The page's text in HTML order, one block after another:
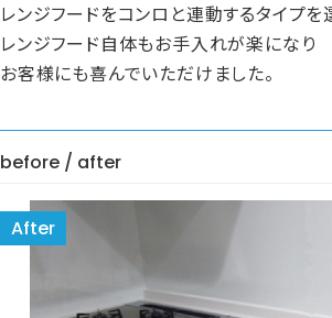
レンジフードをコンロと連動するタイプを
レンジフード自体もお手入れが楽になり
お客様にも喜んでいただけました。
before / after